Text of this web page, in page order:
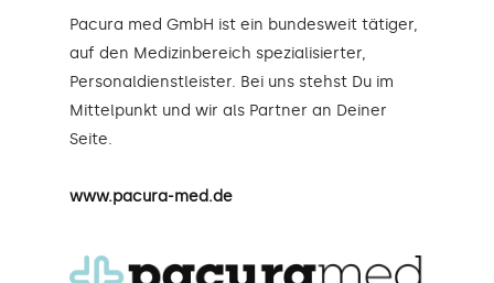
Pacura med GmbH ist ein bundesweit tätiger,
auf den Medizinbereich spezialisierter,
Personaldienstleister. Bei uns stehst Du im
Mittelpunkt und wir als Partner an Deiner
Seite.
www.pacura-med.de